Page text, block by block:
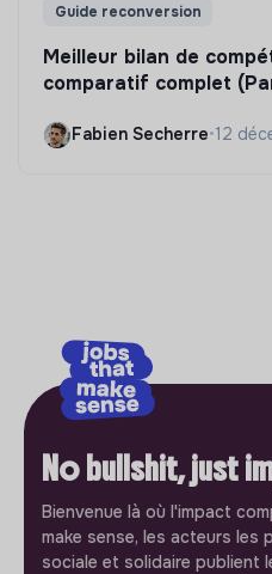
Guide reconversion
Meilleur bilan de
comparatif complet
Fabien Secherre•12
No bullshit, just
Bienvenue là où l'impact
make sense, les acteurs les
sociale et solidaire publient